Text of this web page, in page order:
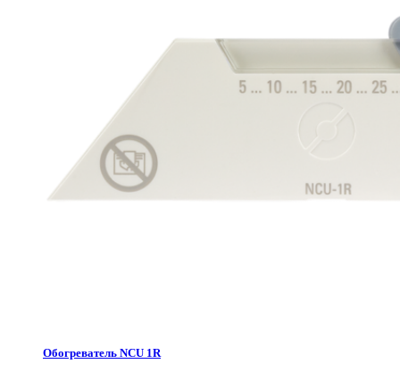
Обогреватель NCU 1R